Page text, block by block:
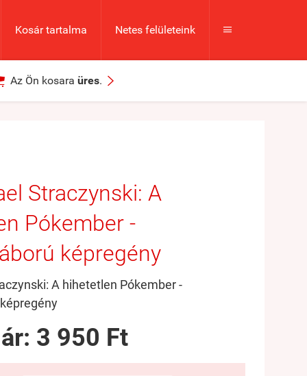
Kosár tartalma Netes felületeink 
Az Ön kosara üres. 
Straczynski: A
Pókember -
képregény
A hihetetlen Pókember -
3 950 Ft